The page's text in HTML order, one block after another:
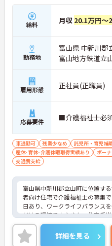
給料 月収 20.1万円～
勤務地
富山県 中新川郡
富山地方鉄道立
雇用形態 正社員(正職員)
応募要件 ■介護福祉士必
車通勤可 残業少なめ 託児所・育児補
産休･育休･介護休暇取得実績あり
ボー
交通費支給
富山県中新川郡立山町に位置す
者向け住宅で介護福祉士の募集
日あり、ワークライフバランス
だける環境です♪また、住宅手
実しており、収入面も安心です
ご面接のポイントお伝えしますの
合わせください。
詳細を見る